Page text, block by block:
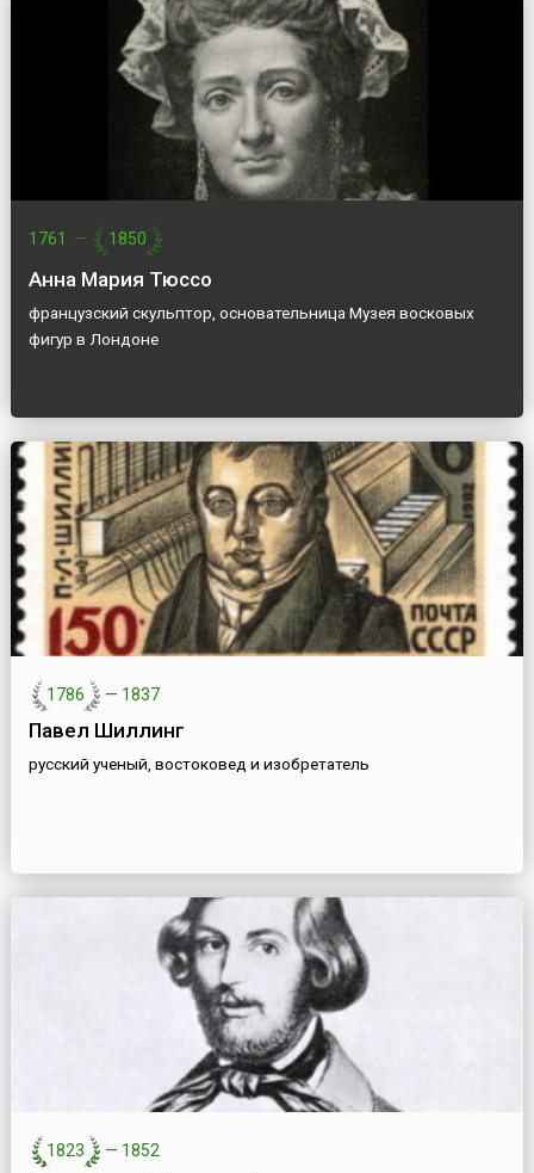
1761 — 1850
Анна Мария Тюссо
французский скульптор, основательница Музея восковых
фигур в Лондоне
1786 — 1837
Павел Шиллинг
русский ученый, востоковед и изобретатель
1823 — 1852